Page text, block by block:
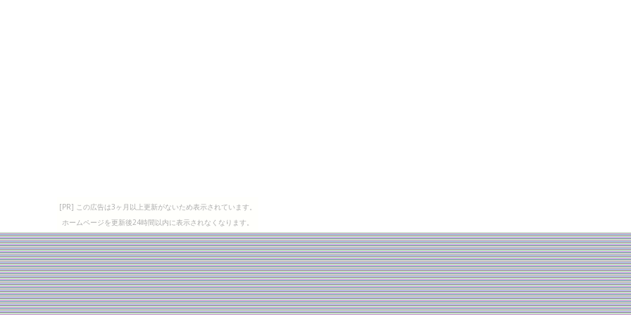
[PR] この広告は3ヶ月以上更新がないため表示されています。
ホームページを更新後24時間以内に表示されなくなります。